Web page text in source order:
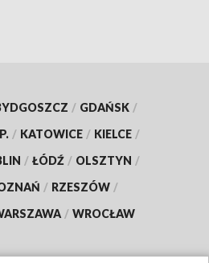
/ GDAŃSK /
/ KATOWICE / KIELCE /
/ ŁÓDŹ / OLSZTYN /
/ RZESZÓW /
/ WROCŁAW